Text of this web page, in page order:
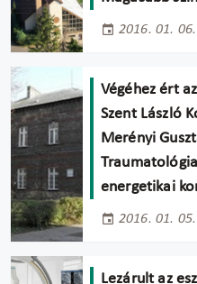
2016. 01. 06.
Végéhez ért
Szent László
Merényi
energetikai
2016. 01. 05.
Lezárult az